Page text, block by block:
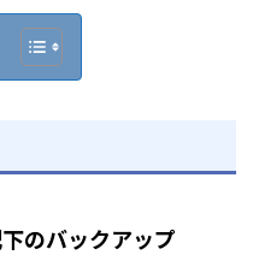
バックアップ